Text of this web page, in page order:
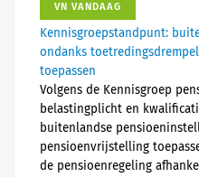
VN VANDAAG
Kennisgroepstandpunt:
ondanks
toepassen
Volgens de Kennisgroep
belastingplicht en
buitenlandse
pensioenvrijstelling
de pensioenregeling